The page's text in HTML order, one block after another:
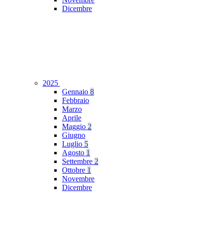
Dicembre
2025
Gennaio 8
Febbraio
Marzo
Aprile
Maggio 2
Giugno
Luglio 5
Agosto 1
Settembre 2
Ottobre 1
Novembre
Dicembre